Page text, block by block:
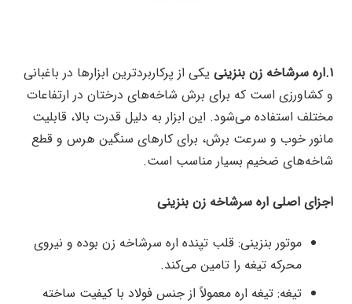
۱.اره سرشاخه زن بنزینی
یکی از پرکاربردترین ابزارها در باغبانی
و کشاورزی است که برای برش شاخه‌های درختان در ارتفاعات
مختلف استفاده می‌شود. این ابزار به دلیل قدرت بالا، قابلیت
مانور خوب و سرعت برش، برای کارهای سنگین هرس و قطع
شاخه‌های ضخیم بسیار مناسب است.
اجزای اصلی اره سرشاخه زن بنزینی
موتور بنزینی: قلب تپنده اره سرشاخه زن بوده و نیروی
محرکه تیغه را تامین می‌کند.
تیغه: تیغه اره معمولاً از جنس فولاد با کیفیت ساخته